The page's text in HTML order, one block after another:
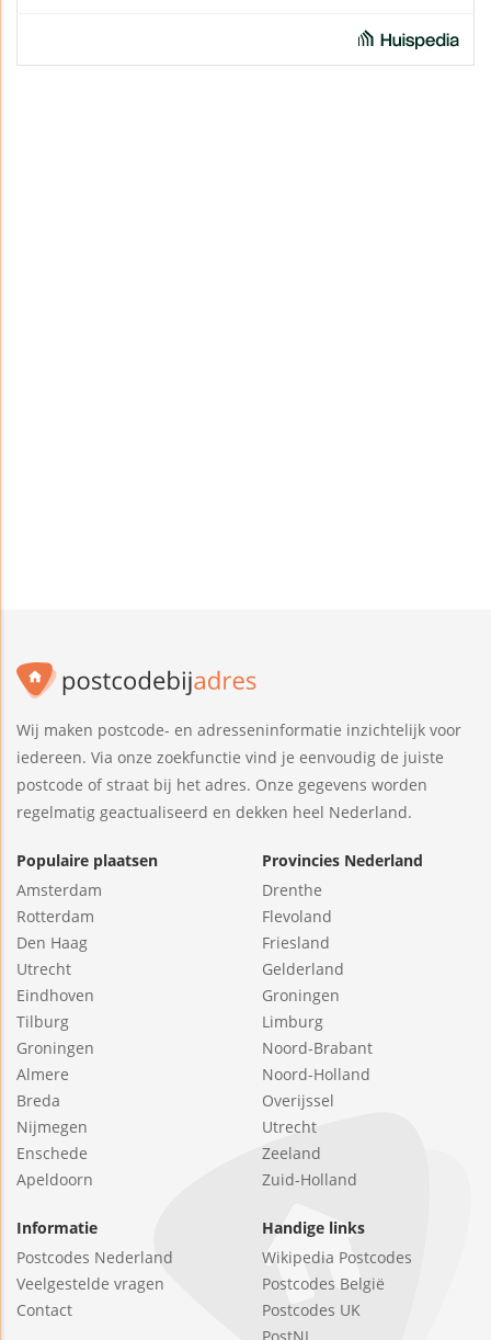
Wij maken postcode- en adresseninformatie inzichtelijk voor
iedereen. Via onze zoekfunctie vind je eenvoudig de juiste
postcode of straat bij het adres. Onze gegevens worden
regelmatig geactualiseerd en dekken heel Nederland.
Populaire plaatsen
Amsterdam
Rotterdam
Den Haag
Utrecht
Eindhoven
Tilburg
Groningen
Almere
Breda
Nijmegen
Enschede
Apeldoorn
Provincies Nederland
Drenthe
Flevoland
Friesland
Gelderland
Groningen
Limburg
Noord-Brabant
Noord-Holland
Overijssel
Utrecht
Zeeland
Zuid-Holland
Informatie
Postcodes Nederland
Veelgestelde vragen
Contact
Handige links
Wikipedia Postcodes
Postcodes België
Postcodes UK
PostNL